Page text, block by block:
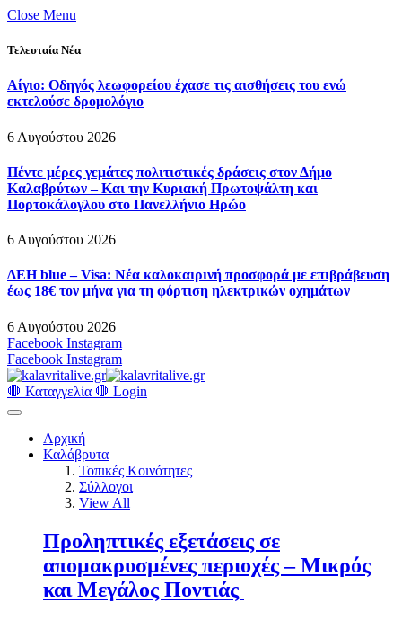
Close Menu
Τελευταία Νέα
Αίγιο: Οδηγός λεωφορείου έχασε τις αισθήσεις του ενώ
εκτελούσε δρομολόγιο
6 Αυγούστου 2026
Πέντε μέρες γεμάτες πολιτιστικές δράσεις στον Δήμο
Καλαβρύτων – Και την Κυριακή Πρωτοψάλτη και
Πορτοκάλογλου στο Πανελλήνιο Ηρώο
6 Αυγούστου 2026
ΔΕΗ blue – Visa: Νέα καλοκαιρινή προσφορά με επιβράβευση
έως 18€ τον μήνα για τη φόρτιση ηλεκτρικών οχημάτων
6 Αυγούστου 2026
Facebook Instagram
Facebook Instagram
🛑 Καταγγελία 🛑 Login
Αρχική
Καλάβρυτα
Τοπικές Κοινότητες
Σύλλογοι
View All
Προληπτικές εξετάσεις σε
απομακρυσμένες περιοχές – Μικρός
και Μεγάλος Ποντιάς